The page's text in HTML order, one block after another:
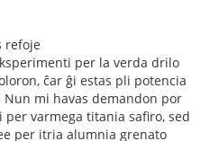
refoje
per la verda drilo
ĉar ĝi estas pli potencia
Nun mi havas demandon por
varmega titania safiro, sed
per itria alumnia grenato